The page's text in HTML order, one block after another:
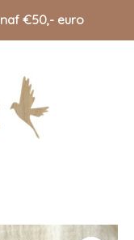
€50,- euro